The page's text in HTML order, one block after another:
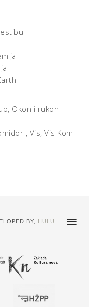
Okon i rukon
, Vis,Vis Kom
BY,
HULU